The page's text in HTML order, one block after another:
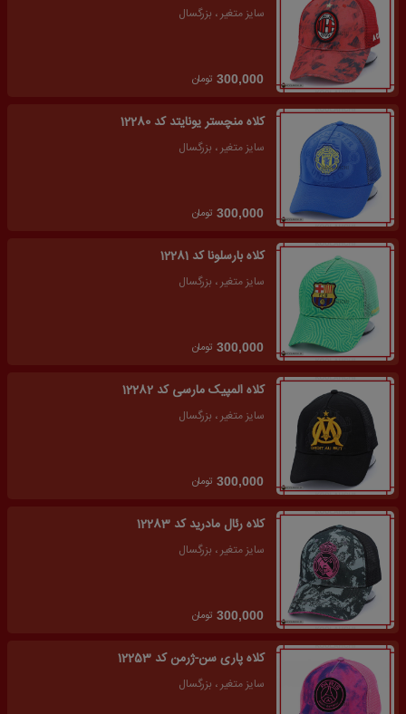
سایز متغیر ، بزرگسال
300,000 تومان
کلاه منچستر یونایتد کد 12280
سایز متغیر ، بزرگسال
300,000 تومان
کلاه بارسلونا کد 12281
سایز متغیر ، بزرگسال
300,000 تومان
کلاه المپیک مارسی کد 12282
سایز متغیر ، بزرگسال
300,000 تومان
کلاه رئال مادرید کد 12283
سایز متغیر ، بزرگسال
300,000 تومان
کلاه پاری سن-ژرمن کد 12253
سایز متغیر ، بزرگسال